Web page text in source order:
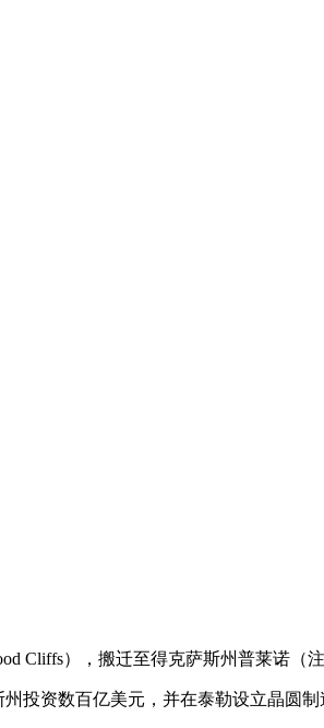
Cliffs），搬迁至得克萨斯州普莱诺（注
投资数百亿美元，并在泰勒设立晶圆制